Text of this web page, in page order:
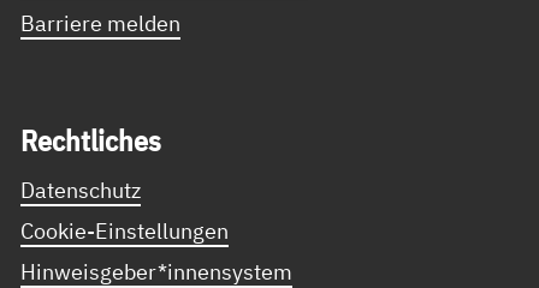
Barriere melden
Recht­li­ches
Datenschutz
Cookie-Einstellungen
Hinweisgeber*innensystem